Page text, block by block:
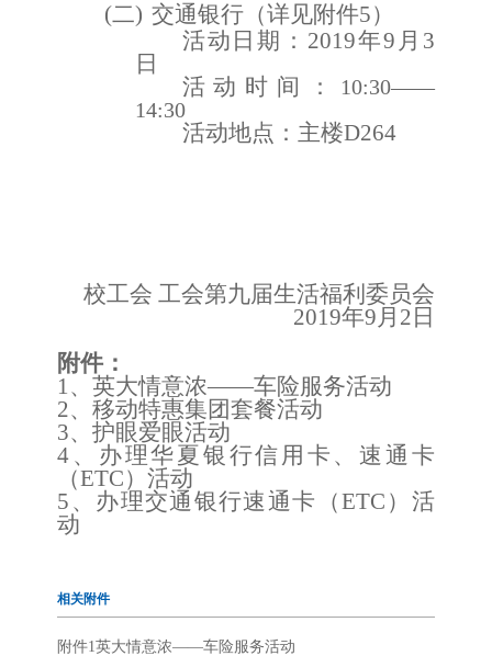
(二) 交通银行 （详见附件5）
活动日期：2019年9月 3
日
活动时间：
10:30——
14:30
活动地点：主楼D264
校工会 工会第九届生活福利委员会
2019年9月 2 日
附件：
1、英大情意浓——车险服务活动
2、移动特惠集团套餐活动
3、护眼爱眼活动
4、 办理华夏银行信用卡、速通卡
（ETC）活动
5 、 办理交通银行速通卡（ETC）活
动
相关附件
附件1英大情意浓——车险服务活动